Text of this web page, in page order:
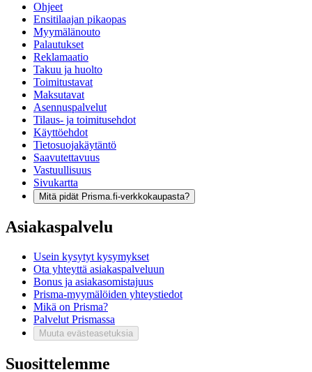
Ohjeet
Ensitilaajan pikaopas
Myymälänouto
Palautukset
Reklamaatio
Takuu ja huolto
Toimitustavat
Maksutavat
Asennuspalvelut
Tilaus- ja toimitusehdot
Käyttöehdot
Tietosuojakäytäntö
Saavutettavuus
Vastuullisuus
Sivukartta
Mitä pidät Prisma.fi-verkkokaupasta?
Asiakaspalvelu
Usein kysytyt kysymykset
Ota yhteyttä asiakaspalveluun
Bonus ja asiakasomistajuus
Prisma-myymälöiden yhteystiedot
Mikä on Prisma?
Palvelut Prismassa
Muuta evästeasetuksia
Suosittelemme